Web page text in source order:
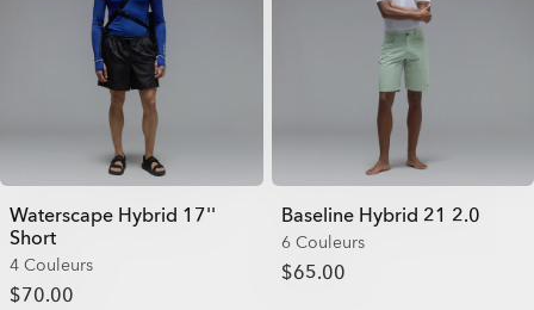
Waterscape Hybrid 17''
Short
4 Couleurs
$70.00
Baseline Hybrid 21 2.0
6 Couleurs
$65.00